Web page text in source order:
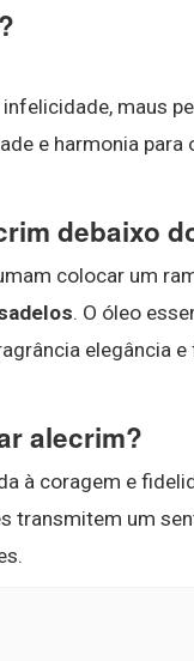
maus
e harmonia para
debaixo
colocar um
. O óleo
elegância e
alecrim?
à coragem e
transmitem um